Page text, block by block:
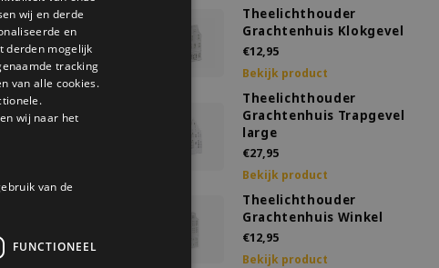
Tuitgevel
product
Theelichthouder
Grachtenhuis Klokgevel
€12,95
Bekijk product
Trapgevel
Theelichthouder
Grachtenhuis Trapgevel
large
€27,95
Bekijk product
product
Theelichthouder
Grachtenhuis Winkel
€12,95
Bekijk product
wij en derde
en
derden mogelijk
tracking
van alle cookies.
wij naar het
van de
FUNCTIONEEL